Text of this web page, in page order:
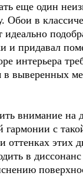
еще один
в
идеально
и придавал
интерьера
в выверенных
внимание
с
оттенках
в